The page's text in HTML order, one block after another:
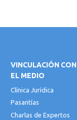
VINCULACIÓN CON
EL MEDIO
Clínica Jurídica
Pasantías
Charlas de Expertos